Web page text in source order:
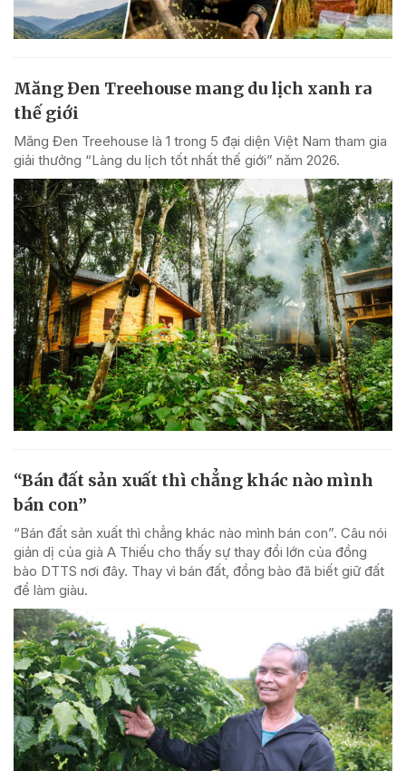
Măng Đen Treehouse mang du lịch xanh ra
thế giới
Măng Đen Treehouse là 1 trong 5 đại diện Việt Nam tham gia
giải thưởng “Làng du lịch tốt nhất thế giới” năm 2026.
“Bán đất sản xuất thì chẳng khác nào mình
bán con”
“Bán đất sản xuất thì chẳng khác nào mình bán con”. Câu nói
giản dị của già A Thiếu cho thấy sự thay đổi lớn của đồng
bào DTTS nơi đây. Thay vì bán đất, đồng bào đã biết giữ đất
để làm giàu.